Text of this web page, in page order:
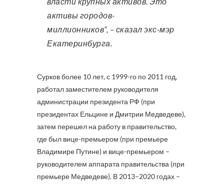
активы городов-
миллионников”, – сказал экс-мэр
Екатеринбурга.
Сурков более 10 лет, с 1999-го по 2011 год,
работал заместителем руководителя
администрации президента РФ (при
президентах Ельцине и Дмитрии Медведеве),
затем перешел на работу в правительство,
где был вице-премьером (при премьере
Владимире Путине) и вице-премьером –
руководителем аппарата правительства (при
премьере Медведеве). В 2013–2020 годах –